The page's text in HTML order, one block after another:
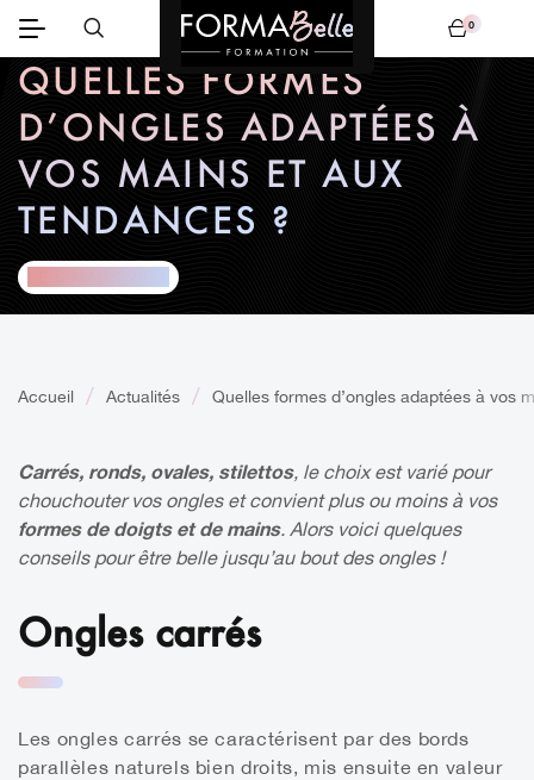
0
QUELLES FORMES
D’ONGLES ADAPTÉES À
VOS MAINS ET AUX
TENDANCES ?
Accueil Actualités Quelles formes d’ongles adaptées à vos
Carrés, ronds, ovales, stilettos, le choix est varié pour
chouchouter vos ongles et convient plus ou moins à vos
formes de doigts et de mains. Alors voici quelques
conseils pour être belle jusqu’au bout des ongles !
Ongles carrés
Les ongles carrés se caractérisent par des bords
parallèles naturels bien droits, mis ensuite en valeur